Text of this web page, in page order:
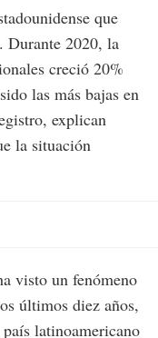
que
Durante 2020, la
creció 20%
las más bajas en
explican
la situación
visto un fenómeno
últimos diez años,
latinoamericano